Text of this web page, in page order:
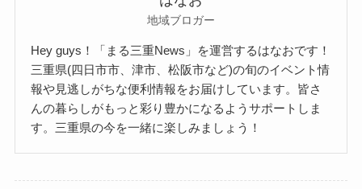
地域ブロガー
Hey guys！「まる三重News」を運営するはなおです！
三重県(四日市市、津市、松阪市など)の旬のイベント情
報や見逃しがちな便利情報をお届けしています。皆さ
んの暮らしがもっと彩り豊かになるようサポートしま
す。三重県の今を一緒に楽しみましょう！